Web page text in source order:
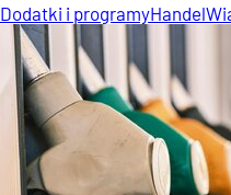
Dodatki i programyHandel